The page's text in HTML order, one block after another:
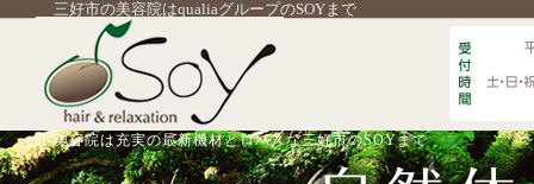
三好市の美容院はqualiaグループのSOYまで
美容院は充実の最新機材とロハスな三好市のSOYまで